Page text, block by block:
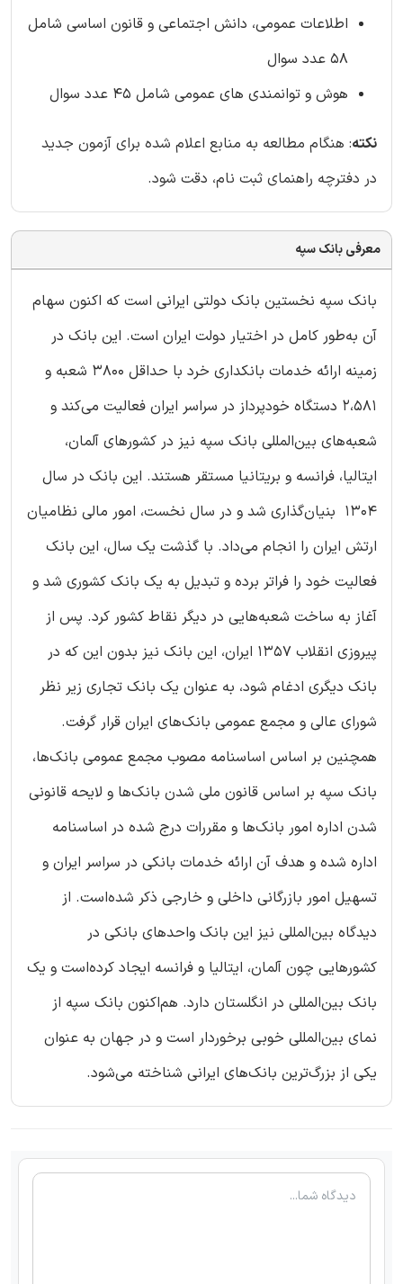
اطلاعات عمومی، دانش اجتماعی و قانون اساسی شامل
58 عدد سوال
هوش و توانمندی های عمومی شامل 45 عدد سوال
نکته: هنگام مطالعه به منابع اعلام شده برای آزمون جدید
در دفترچه راهنمای ثبت نام، دقت شود.
معرفی بانک سپه
بانک سپه نخستین بانک دولتی ایرانی است که اکنون سهام
آن به‌طور کامل در اختیار دولت ایران است. این بانک در
زمینه ارائه خدمات بانکداری خرد با حداقل ۳۸۰۰ شعبه و
۲،۵۸۱ دستگاه خودپرداز در سراسر ایران فعالیت می‌کند و
شعبه‌های بین‌المللی بانک سپه نیز در کشورهای آلمان،
ایتالیا، فرانسه و بریتانیا مستقر هستند. این بانک در سال
۱۳۰۴ بنیان‌گذاری شد و در سال نخست، امور مالی نظامیان
ارتش ایران را انجام می‌داد. با گذشت یک سال، این بانک
فعالیت خود را فراتر برده و تبدیل به یک بانک کشوری شد و
آغاز به ساخت شعبه‌هایی در دیگر نقاط کشور کرد. پس از
پیروزی انقلاب ۱۳۵۷ ایران، این بانک نیز بدون این که در
بانک دیگری ادغام شود، به عنوان یک بانک تجاری زیر نظر
شورای عالی و مجمع عمومی بانک‌های ایران قرار گرفت.
همچنین بر اساس اساسنامه مصوب مجمع عمومی بانک‌ها،
بانک سپه بر اساس قانون ملی شدن بانک‌ها و لایحه قانونی
شدن اداره امور بانک‌ها و مقررات درج شده در اساسنامه
اداره شده و هدف آن ارائه خدمات بانکی در سراسر ایران و
تسهیل امور بازرگانی داخلی و خارجی ذکر شده‌است. از
دیدگاه بین‌المللی نیز این بانک واحدهای بانکی در
کشورهایی چون آلمان، ایتالیا و فرانسه ایجاد کرده‌است و یک
بانک بین‌المللی در انگلستان دارد. هم‌اکنون بانک سپه از
نمای بین‌المللی خوبی برخوردار است و در جهان به عنوان
یکی از بزرگ‌ترین بانک‌های ایرانی شناخته می‌شود.